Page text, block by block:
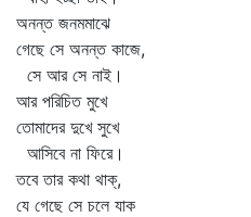
অনন্ত জনমমাঝে
গেছে সে অনন্ত কাজে,
সে আর সে নাই।
আর পরিচিত মুখে
তোমাদের দুখে সুখে
আসিবে না ফিরে।
তবে তার কথা থাক্‌,
যে গেছে সে চলে যাক